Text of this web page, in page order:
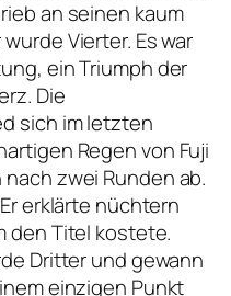
an seinen kaum
Vierter. Es war
ein Triumph der
Die
sich im letzten
Regen von Fuji
zwei Runden ab.
erklärte nüchtern
den Titel kostete.
Dritter und gewann
einzigen Punkt